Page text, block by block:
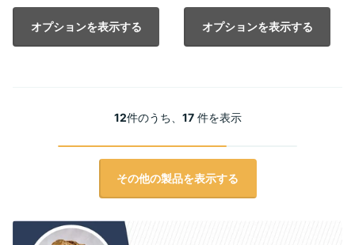
オプションを表示する オプションを表示する
12件のうち、 17件を表示
その他の製品を表示する